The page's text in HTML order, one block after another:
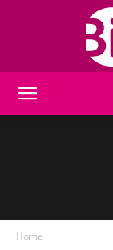
Home